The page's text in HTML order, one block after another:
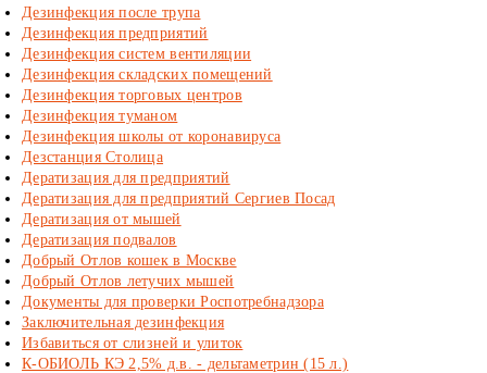
Дезинфекция после трупа
Дезинфекция предприятий
Дезинфекция систем вентиляции
Дезинфекция складских помещений
Дезинфекция торговых центров
Дезинфекция туманом
Дезинфекция школы от коронавируса
Дезстанция Столица
Дератизация для предприятий
Дератизация для предприятий Сергиев Посад
Дератизация от мышей
Дератизация подвалов
Добрый Отлов кошек в Москве
Добрый Отлов летучих мышей
Документы для проверки Роспотребнадзора
Заключительная дезинфекция
Избавиться от слизней и улиток
К-ОБИОЛЬ КЭ 2,5% д.в. - дельтаметрин (15 л.)